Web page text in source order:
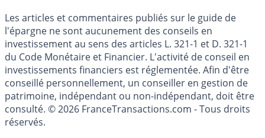
Cookies
Les articles et commentaires publiés sur le guide de
l'épargne ne sont aucunement des conseils en
investissement au sens des articles L. 321-1 et D. 321-1
du Code Monétaire et Financier. L'activité de conseil en
investissements financiers est réglementée. Afin d'être
conseillé personnellement, un conseiller en gestion de
patrimoine, indépendant ou non-indépendant, doit être